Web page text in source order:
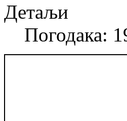
Детаљи
Погодака: